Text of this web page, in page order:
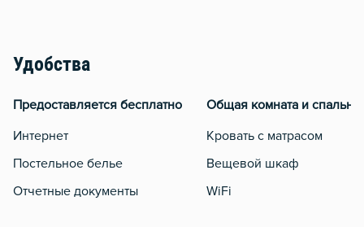
Удобства
Предоставляется бесплатно
Интернет
Постельное белье
Отчетные документы
Общая комната и спальня
Кровать с матрасом
Вещевой шкаф
WiFi